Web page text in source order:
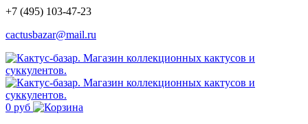
+7 (495) 103-47-23
cactusbazar@mail.ru
0 руб